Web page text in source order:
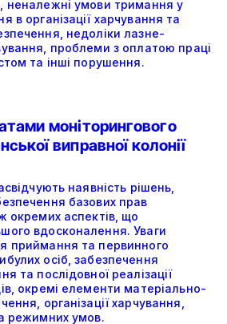
неналежні умови тримання у
в організації харчування та
недоліки лазне-
проблеми з оплатою праці
та інші порушення.
моніторингового
виправної колонії
наявність рішень,
базових прав
окремих аспектів, що
вдосконалення. Уваги
приймання та первинного
осіб, забезпечення
та послідовної реалізації
окремі елементи матеріально-
організації харчування,
режимних умов.